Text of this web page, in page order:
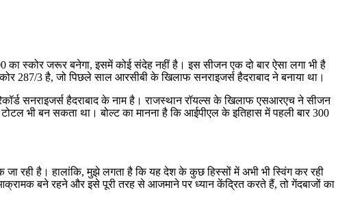
का स्कोर जरूर बनेगा, इसमें कोई संदेह नहीं है। इस सीजन एक दो बार ऐसा लगा भी है
3 है, जो पिछले साल आरसीबी के खिलाफ सनराइजर्स हैदराबाद ने बनाया था।
सनराइजर्स हैदराबाद के नाम है। राजस्थान रॉयल्स के खिलाफ एसआरएच ने सीजन
भी बन सकता था। बोल्ट का मानना ​​है कि आईपीएल के इतिहास में पहली बार 300
जा रही है। हालांकि, मुझे लगता है कि यह देश के कुछ हिस्सों में अभी भी स्विंग कर रही
बने रहने और इसे पूरी तरह से आजमाने पर ध्यान केंद्रित करते हैं, तो गेंदबाजों का